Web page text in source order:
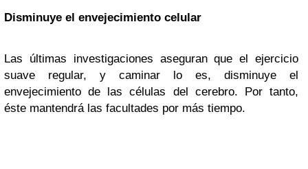
Disminuye el envejecimiento celular
Las últimas investigaciones aseguran que el ejercicio
suave regular, y caminar lo es, disminuye el
envejecimiento de las células del cerebro. Por tanto,
éste mantendrá las facultades por más tiempo.